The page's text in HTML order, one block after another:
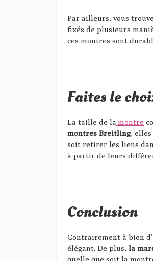
Par ailleurs, vous
fixés de plusieurs
ces montres sont
Faites le
La taille de la montre
montres Breitling,
soit retirer les liens
à partir de leurs
Conclusion
Contrairement à bien
élégant. De plus, la
quelle que soit la